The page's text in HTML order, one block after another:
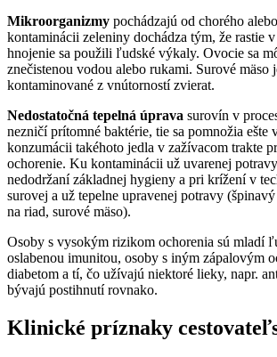
Mikroorganizmy pochádzajú od chorého
kontaminácii zeleniny dochádza tým, že rastie
hnojenie sa použili ľudské výkaly. Ovocie sa
znečistenou vodou alebo rukami. Surové mäso
kontaminované z vnútorností zvierat.
Nedostatočná tepelná úprava surovín v
nezničí prítomné baktérie, tie sa pomnožia ešte
konzumácii takéhoto jedla v zažívacom trakte
ochorenie. Ku kontaminácii už uvarenej
nedodržaní základnej hygieny a pri krížení v
surovej a už tepelne upravenej potravy
na riad, surové mäso).
Osoby s vysokým rizikom ochorenia sú mladí
oslabenou imunitou, osoby s iným zápalovým
diabetom a tí, čo užívajú niektoré lieky, napr.
bývajú postihnutí rovnako.
Klinické príznaky